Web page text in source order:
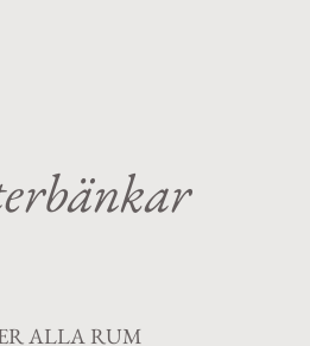
ALLA RUM